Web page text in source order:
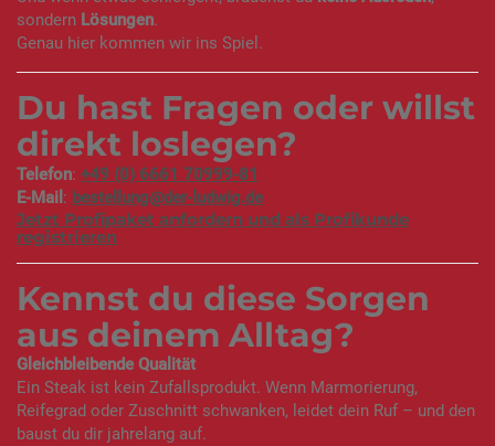
sondern Lösungen.
Genau hier kommen wir ins Spiel.
Du hast Fragen oder willst
direkt loslegen?
Telefon: +49 (0) 6661 70999-81
E-Mail : bestellung@der-ludwig.de
Jetzt Profipaket anfordern und als Profikunde
registrieren
Kennst du diese Sorgen
aus deinem Alltag?
Gleichbleibende Qualität
Ein Steak ist kein Zufallsprodukt. Wenn Marmorierung,
Reifegrad oder Zuschnitt schwanken, leidet dein Ruf – und den
baust du dir jahrelang auf.